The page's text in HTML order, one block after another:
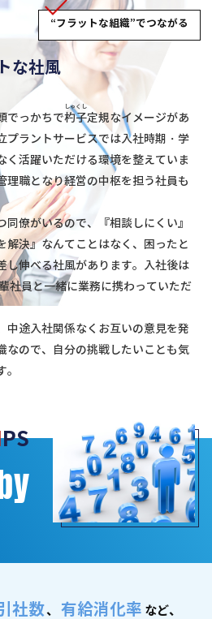
な社風
でっかちで杓子
しゃくし
定規なイメージがあ
プラントサービスでは入社時期・学
く活躍いただける環境を整えていま
理職となり経営の中枢を担う社員も
僚がいるので、『相談しにくい』
解決』なんてことはなく、困ったと
し伸べる社風があります。入社後は
社員と一緒に業務に携わっていただ
中途入社関係なくお互いの意見を発
なので、自分の挑戦したいことも気
“フラットな組織”でつながる
PS
社数、 有給消化率 など、